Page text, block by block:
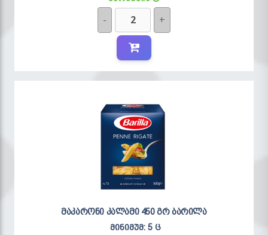
- +
მაკარონი კალამი 450 გრ ბარილა
მინიმუმ: 5 ც